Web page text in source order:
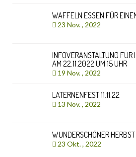
WAFFELN ESSEN FÜR
23 Nov. , 2022
INFOVERANSTALTUNG FÜR
AM 22.11.2022 UM 15 UHR
19 Nov. , 2022
LATERNENFEST 11.11.22
13 Nov. , 2022
WUNDERSCHÖNER HERBST
23 Okt. , 2022